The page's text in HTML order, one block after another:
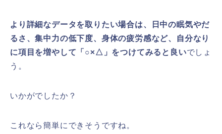
より詳細なデータを取りたい場合は、日中の眠気やだ
るさ、集中力の低下度、身体の疲労感など、自分なり
に項目を増やして「○×△」をつけてみると良いでしょ
う。
いかがでしたか？
これなら簡単にできそうですね。